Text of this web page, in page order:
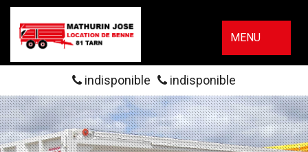
MENU
indisponible indisponible